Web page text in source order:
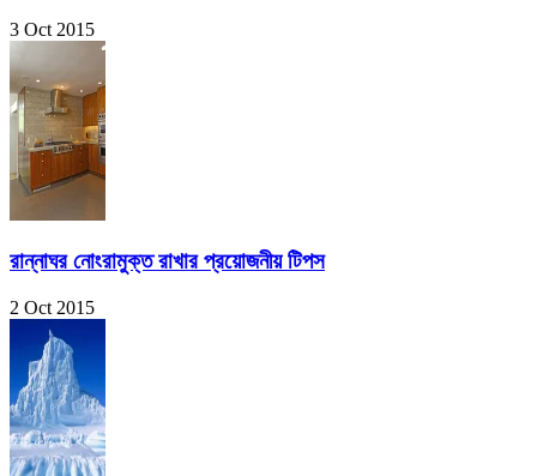
3 Oct 2015
রান্নাঘর নোংরামুক্ত রাখার প্রয়োজনীয় টিপস
2 Oct 2015